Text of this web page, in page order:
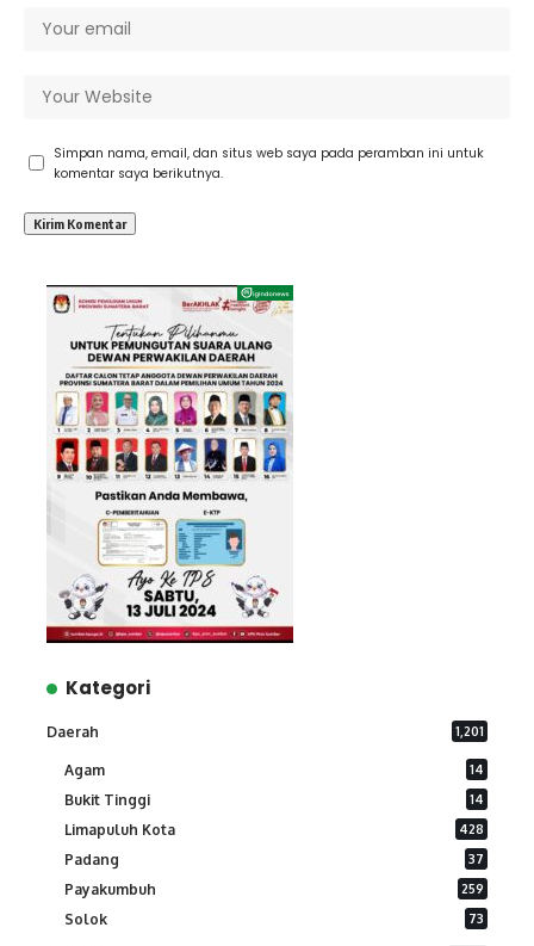
Simpan nama, email, dan situs web saya pada peramban ini untuk
komentar saya berikutnya.
Kategori
Daerah 1,201
Agam 14
Bukit Tinggi 14
Limapuluh Kota 428
Padang 37
Payakumbuh 259
Solok 73